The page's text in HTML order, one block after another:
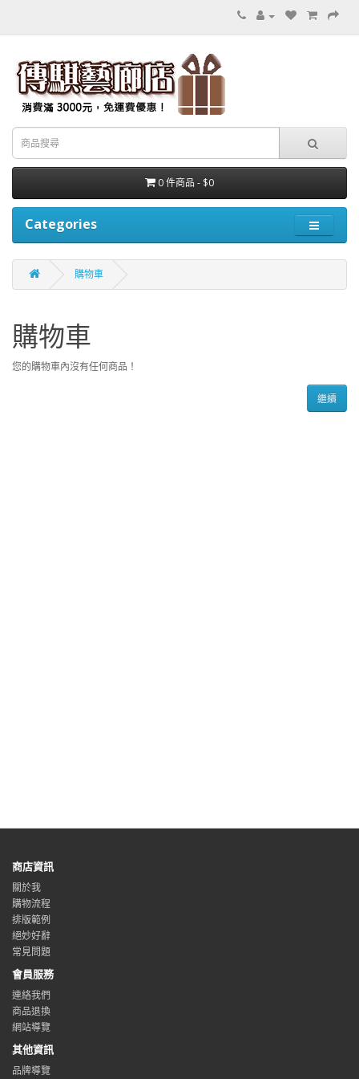
0 件商品 - $0
Categories
購物車
購物車
您的購物車內沒有任何商品！
繼續
商店資訊
關於我
購物流程
排版範例
絕妙好辭
常見問題
會員服務
連絡我們
商品退換
網站導覽
其他資訊
品牌導覽